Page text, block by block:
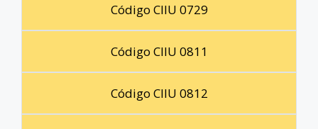
Código CIIU 0729
Código CIIU 0811
Código CIIU 0812